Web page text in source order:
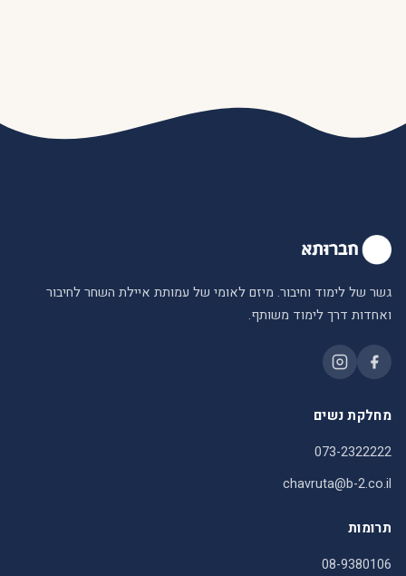
גשר של לימוד וחיבור. מיזם לאומי של עמותת איילת השחר לחיבור
ואחדות דרך לימוד משותף.
מחלקת נשים
073-2322222
chavruta@b-2.co.il
תרומות
08-9380106